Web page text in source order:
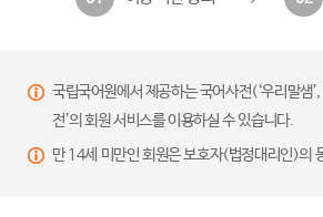
국립국어원에서 제공하는 국어사전(‘우리말샘
전’의 회원 서비스를 이용하실 수 있습니다.
만 14세 미만인 회원은 보호자(법정대리인)의